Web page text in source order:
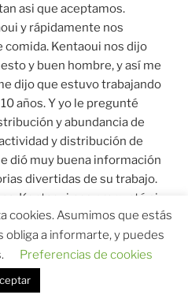
asi que aceptamos.
y rápidamente nos
Kentaoui nos dijo
y buen hombre, y así me
dijo que estuvo trabajando
años. Y yo le pregunté
y abundancia de
y distribución de
dió muy buena información
divertidas de su trabajo.
Kentaoui nos preguntó si
o ver laNaja hajede más
de ver una cobra tan
nos hizo un
debido a su amistad
con la cobra gigante
cookies. Asumimos que estás
obliga a informarte, y puedes
Preferencias de cookies